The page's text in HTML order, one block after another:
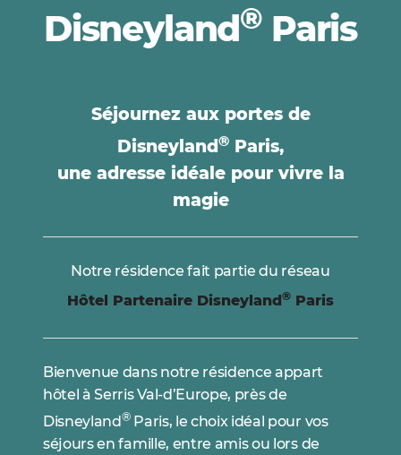
Disneyland® Paris
Séjournez aux portes de
Disneyland ® Paris,
une adresse idéale pour vivre la
magie
Notre résidence fait partie du réseau
Hôtel Partenaire Disneyland ® Paris
Bienvenue dans notre résidence appart
hôtel à Serris Val-d’Europe, près de
Disneyland®Paris, le choix idéal pour vos
séjours en famille, entre amis ou lors de